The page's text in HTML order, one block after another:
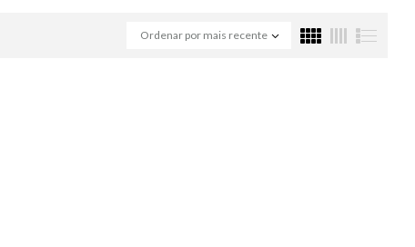
Ordenar por mais recente